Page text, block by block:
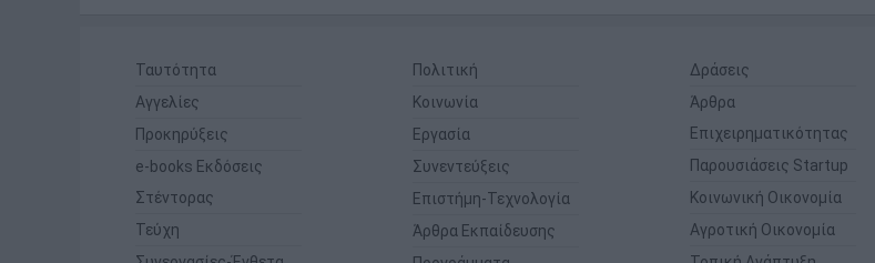
Ταυτότητα
Αγγελίες
Προκηρύξεις
e-books Εκδόσεις
Στέντορας
Τεύχη
Πολιτική
Κοινωνία
Εργασία
Συνεντεύξεις
Επιστήμη-Τεχνολογία
Άρθρα Εκπαίδευσης
Δράσεις
Άρθρα
Επιχειρηματικότητας
Παρουσιάσεις Startup
Κοινωνική Οικονομία
Αγροτική Οικονομία